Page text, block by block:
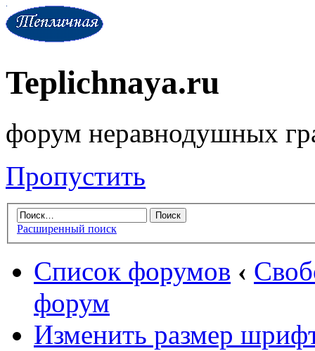
Teplichnaya.ru
форум неравнодушных
Пропустить
Расширенный поиск
Список форумов ‹
форум
Изменить размер